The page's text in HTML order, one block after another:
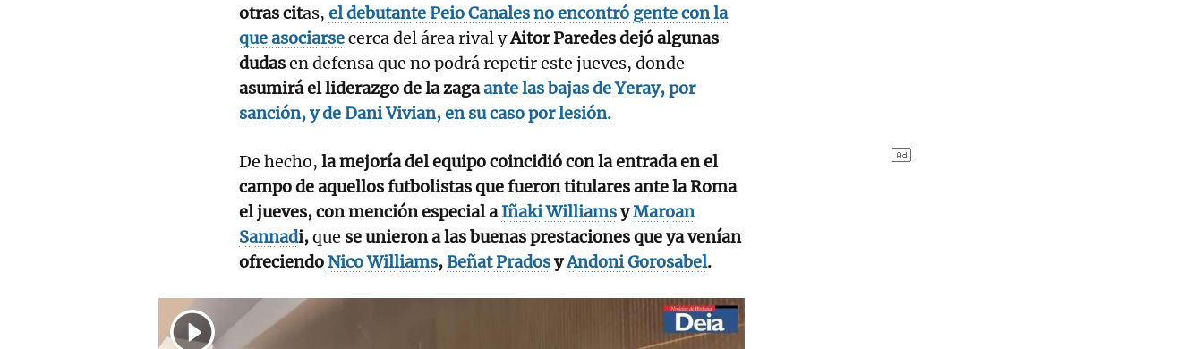
otras citas, el debutante Peio Canales no encontró gente con la
que asociarsecerca del área rival yAitor Paredes dejó algunas
dudasen defensa que no podrá repetir este jueves, donde
asumirá el liderazgo de la zagaante las bajas de Yeray, por
sanción, y de Dani Vivian, en su caso por lesión.
De hecho, la mejoría del equipo coincidió con la entrada en el
campo de aquellos futbolistas que fueron titulares ante la Roma
el jueves, con mención especial aIñaki WilliamsyMaroan
Sannadi,que se unieron a las buenas prestaciones que ya venían
ofreciendo Nico Williams,Beñat PradosyAndoni Gorosabel.